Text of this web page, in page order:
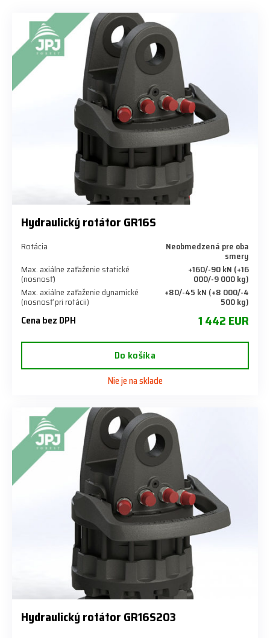
Hydraulický rotátor GR16S
Rotácia Neobmedzená pre oba
smery
Max. axiálne zaťaženie statické
(nosnosť)
+160/-90 kN (+16
000/-9 000 kg)
Max. axiálne zaťaženie dynamické
(nosnosť pri rotácii)
+80/-45 kN (+8 000/-4
500 kg)
Cena bez DPH 1 442 EUR
Do košíka
Nie je na sklade
Hydraulický rotátor GR16S203